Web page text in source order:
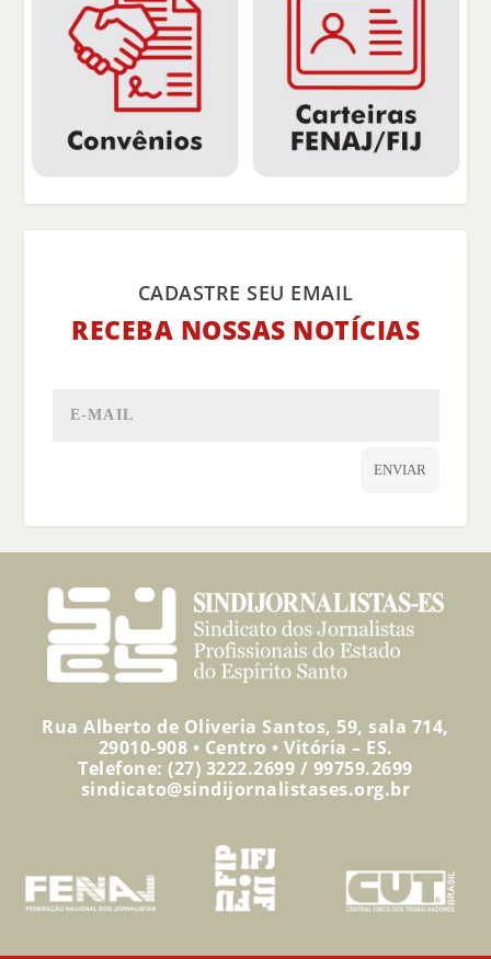
CADASTRE SEU EMAIL
RECEBA NOSSAS NOTÍCIAS
ENVIAR
Rua Alberto de Oliveria Santos, 59, sala 714,
29010-908 • Centro • Vitória – ES.
Telefone: (27) 3222.2699 / 99759.2699
sindicato@sindijornalistases.org.br